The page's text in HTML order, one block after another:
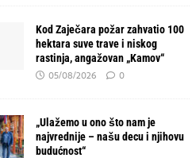
Kod Zaječara požar zahvatio 100
hektara suve trave i niskog
rastinja, angažovan „Kamov“
05/08/2026 0
„Ulažemo u ono što nam je
najvrednije – našu decu i njihovu
budućnost“